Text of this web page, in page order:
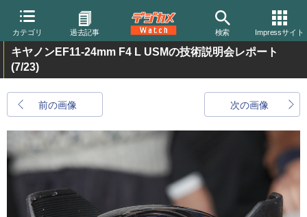
カテゴリ 過去記事 検索 Impressサイト
キヤノンEF11-24mm F4 L USMの技術説明会レポート
(7/23)
前の画像 次の画像